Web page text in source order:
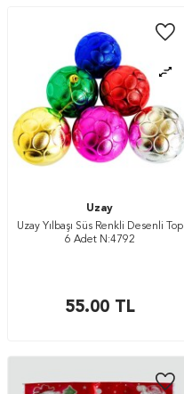
Uzay
Uzay Yılbaşı Süs Renkli Desenli Top
6 Adet N:4792
55.00TL